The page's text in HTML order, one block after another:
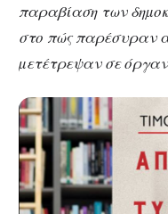
παραβίαση των
στο πώς παρέσυραν
µετέτρεψαν σε